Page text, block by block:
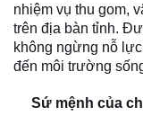
nhiệm vụ thu gom,
trên địa bàn tỉnh.
không ngừng nỗ
đến môi trường
Sứ mệnh của